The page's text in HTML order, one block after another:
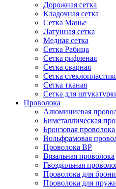
Дорожная сетка
Кладочная сетка
Сетка Манье
Латунная сетка
Медная сетка
Сетка Рабица
Сетка рифленая
Сетка сварная
Сетка
Сетка тканая
Сетка для
Проволока
Алюминиевая
Биметаллическая
Бронзовая проволока
Вольфрамовая
Проволока ВР
Вязальная проволока
Гвоздильная
Проволока для
Проволока для